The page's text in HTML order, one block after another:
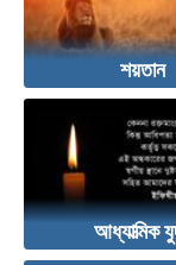
শয়তান
আধ্যাত্মিক